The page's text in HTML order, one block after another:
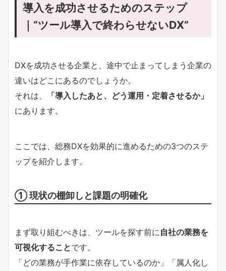
導入を成功させるためのステップ
｜“ツール導入で終わらせないDX”
DXを成功させる企業と、途中で止まってしまう企業の
違いはどこにあるのでしょうか。
それは、
「導入したあと、どう運用・定着させるか」
にあります。
ここでは、総務DXを効果的に進めるための3つのステ
ップを紹介します。
① 現状の棚卸しと課題の明確化
まず取り組むべきは、ツールを探す前に 自社の業務を
可視化することです。
「どの業務が手作業に依存しているのか」「属人化し